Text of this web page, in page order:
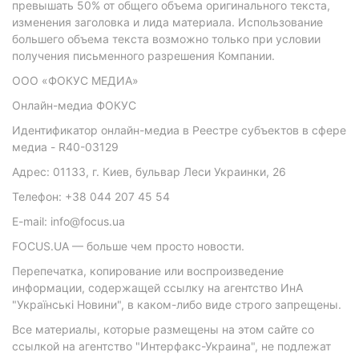
превышать 50% от общего объема оригинального текста,
изменения заголовка и лида материала. Использование
большего объема текста возможно только при условии
получения письменного разрешения Компании.
ООО «ФОКУС МЕДИА»
Онлайн-медиа ФОКУС
Идентификатор онлайн-медиа в Реестре субъектов в сфере
медиа - R40-03129
Адрес: 01133, г. Киев, бульвар Леси Украинки, 26
Телефон: +38 044 207 45 54
E-mail: info@focus.ua
FOCUS.UA — больше чем просто новости.
Перепечатка, копирование или воспроизведение
информации, содержащей ссылку на агентство ИнА
"Українські Новини", в каком-либо виде строго запрещены.
Все материалы, которые размещены на этом сайте со
ссылкой на агентство "Интерфакс-Украина", не подлежат